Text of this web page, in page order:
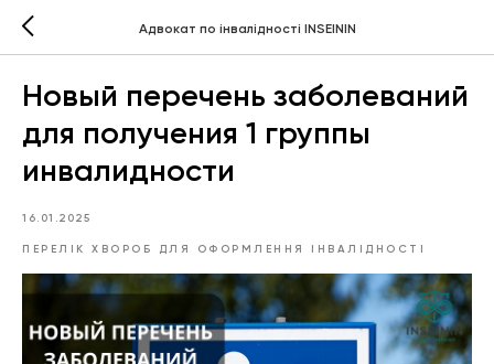
Адвокат по інвалідності INSEININ
Новый перечень заболеваний
для получения 1 группы
инвалидности
16.01.2025
ПЕРЕЛІК ХВОРОБ ДЛЯ ОФОРМЛЕННЯ ІНВАЛІДНОСТІ